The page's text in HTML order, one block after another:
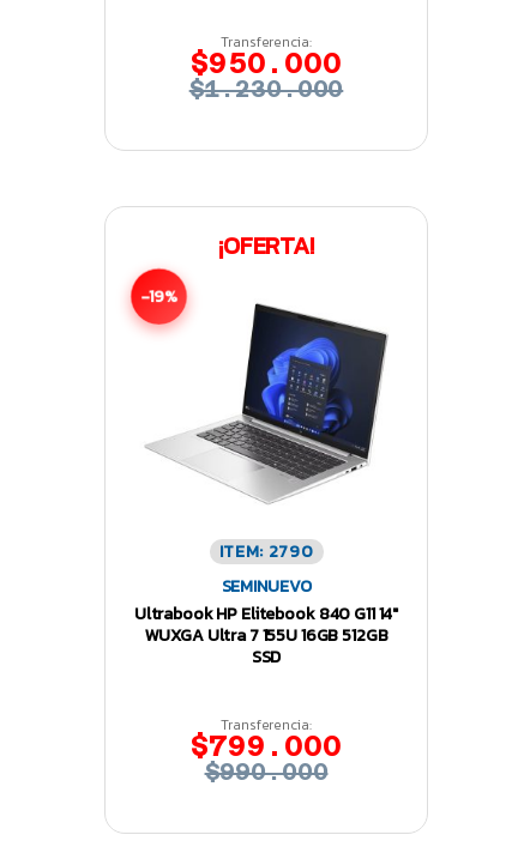
Transferencia:
$950.000
$1.230.000
¡OFERTA!
-19%
ITEM: 2790
SEMINUEVO
Ultrabook HP Elitebook 840 G11 14″
WUXGA Ultra 7 155U 16GB 512GB
SSD
Transferencia:
$799.000
$990.000